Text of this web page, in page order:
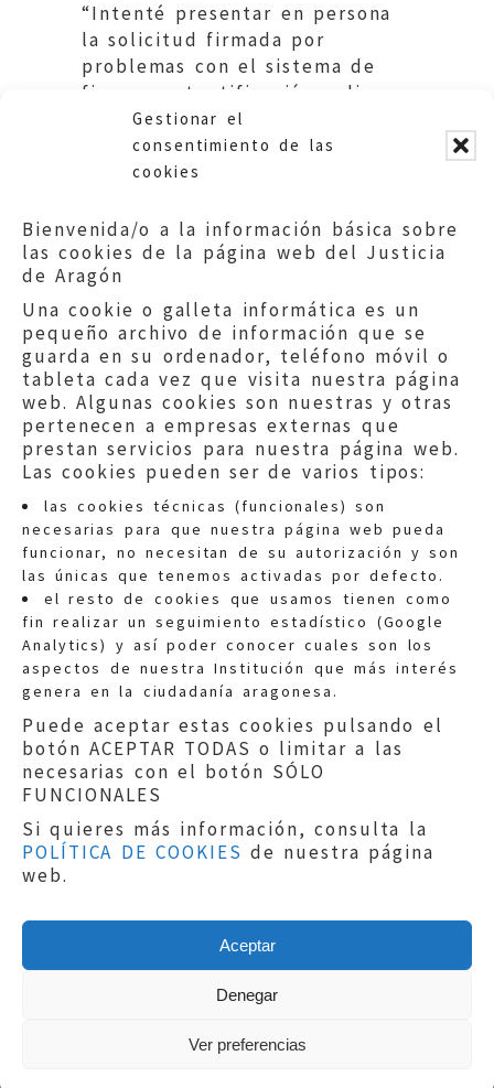
Gestionar el
consentimiento de las
cookies
Bienvenida/o a la información básica sobre
las cookies de la página web del Justicia
de Aragón
Una cookie o galleta informática es un
pequeño archivo de información que se
guarda en su ordenador, teléfono móvil o
tableta cada vez que visita nuestra página
web. Algunas cookies son nuestras y otras
pertenecen a empresas externas que
prestan servicios para nuestra página web.
Las cookies pueden ser de varios tipos:
las cookies técnicas (funcionales) son
necesarias para que nuestra página web pueda
funcionar, no necesitan de su autorización y son
las únicas que tenemos activadas por defecto.
el resto de cookies que usamos tienen como
fin realizar un seguimiento estadístico (Google
Analytics) y así poder conocer cuales son los
aspectos de nuestra Institución que más interés
genera en la ciudadanía aragonesa.
Puede aceptar estas cookies pulsando el
botón ACEPTAR TODAS o limitar a las
necesarias con el botón SÓLO
FUNCIONALES
Si quieres más información, consulta la
POLÍTICA DE COOKIES de nuestra página
web.
Aceptar
Denegar
Ver preferencias
“Intenté presentar en persona
la solicitud firmada por
problemas con el sistema de
firma y autentificación online y
no me ha sido posible, no lo
permiten”.
ACCEDE A LA SUGERENCIA COMPLETA
Quejas:quejas@eljusticiadearagon.es
Información general:
informacion@eljusticiadearagon.es
Teléfonos:900 210 210/
Aviso legal|Política de privacidad|
Protección de Datos
Política de cookies
Copyright © 2019El Justicia de Aragón|
Sephor Consulting